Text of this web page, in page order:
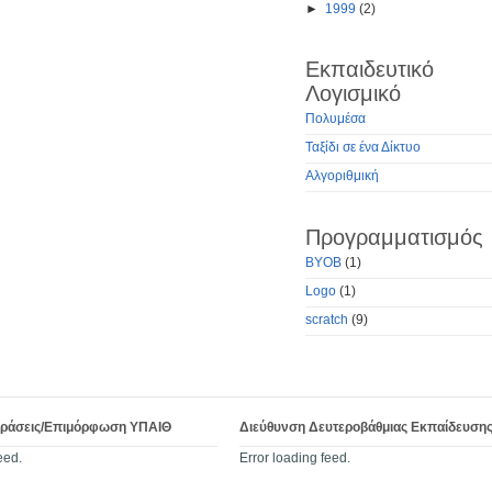
► 1999 (2)
Εκπαιδευτικό
Λογισμικό
Πολυμέσα
Ταξίδι σε ένα Δίκτυο
Αλγοριθμική
Προγραμματισμός
BYOB (1)
Logo (1)
scratch (9)
Επιμόρφωση ΥΠΑΙΘ
Διεύθυνση Δευτεροβάθμιας
Error loading feed.